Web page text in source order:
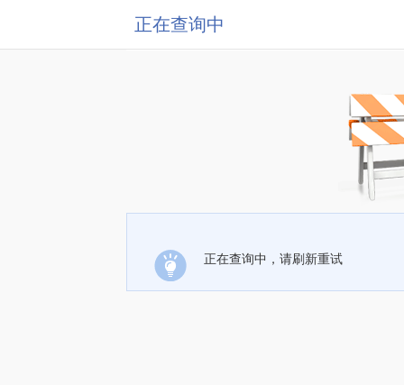
正在查询中
正在查询中，请刷新重试